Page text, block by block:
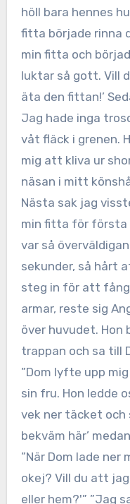
höll bara hennes
fitta började rinna
min fitta och
luktar så gott. Vill
äta den fittan!’
Jag hade inga
våt fläck i grenen.
mig att kliva ur
näsan i mitt
Nästa sak jag
min fitta för första
var så
sekunder, så hårt
steg in för att
armar, reste sig
över huvudet.
trappan och sa till
”Dom lyfte upp
sin fru. Hon ledde
vek ner täcket och
bekväm här’
”När Dom lade ner
okej? Vill du att
eller hem?'” ”Jag